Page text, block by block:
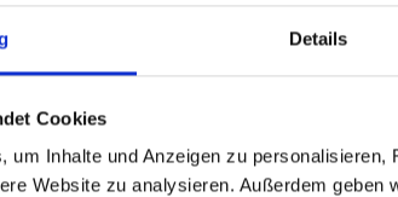
Details
Cookies
um Inhalte und Anzeigen zu
Website zu analysieren. Außerdem geben
ÄHNLICHE